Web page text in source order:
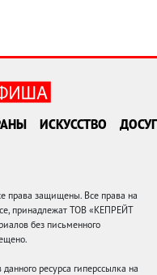
ИСКУССТВО ДОСУГ
защищены. Все права на
принадлежат ТОВ «КЕПРЕЙТ
без письменного
ресурса гиперссылка на